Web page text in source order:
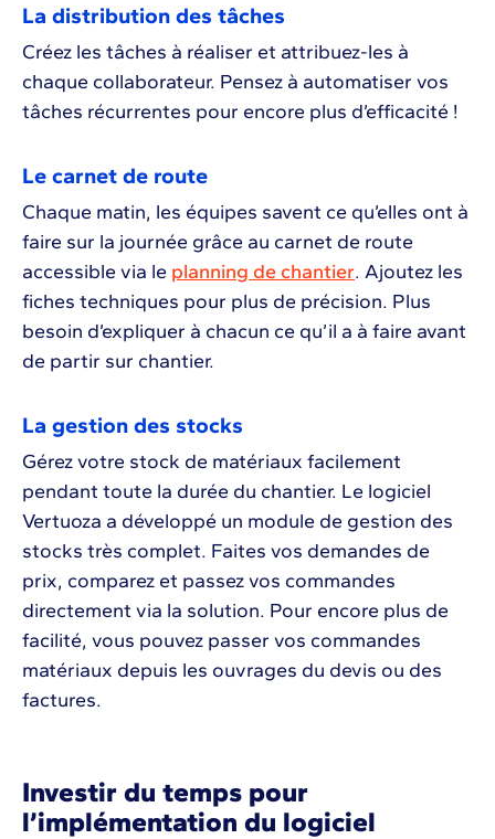
La distribution des tâches
Créez les tâches à réaliser et attribuez-les à
chaque collaborateur. Pensez à automatiser vos
tâches récurrentes pour encore plus d’efficacité !
Le carnet de route
Chaque matin, les équipes savent ce qu’elles ont à
faire sur la journée grâce au carnet de route
accessible via le planning de chantier. Ajoutez les
fiches techniques pour plus de précision. Plus
besoin d’expliquer à chacun ce qu’il a à faire avant
de partir sur chantier.
La gestion des stocks
Gérez votre stock de matériaux facilement
pendant toute la durée du chantier. Le logiciel
Vertuoza a développé un module de gestion des
stocks très complet. Faites vos demandes de
prix, comparez et passez vos commandes
directement via la solution. Pour encore plus de
facilité, vous pouvez passer vos commandes
matériaux depuis les ouvrages du devis ou des
factures.
Investir du temps pour
l’implémentation du logiciel